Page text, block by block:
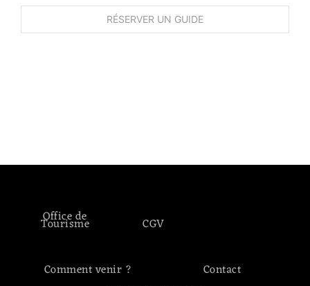
Office de
Tourisme CGV
Comment venir ? Contact